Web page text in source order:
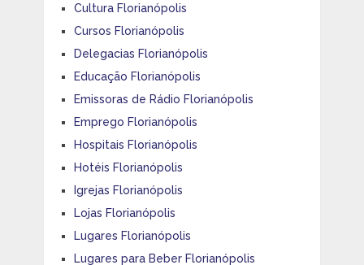
Cultura Florianópolis
Cursos Florianópolis
Delegacias Florianópolis
Educação Florianópolis
Emissoras de Rádio Florianópolis
Emprego Florianópolis
Hospitais Florianópolis
Hotéis Florianópolis
Igrejas Florianópolis
Lojas Florianópolis
Lugares Florianópolis
Lugares para Beber Florianópolis